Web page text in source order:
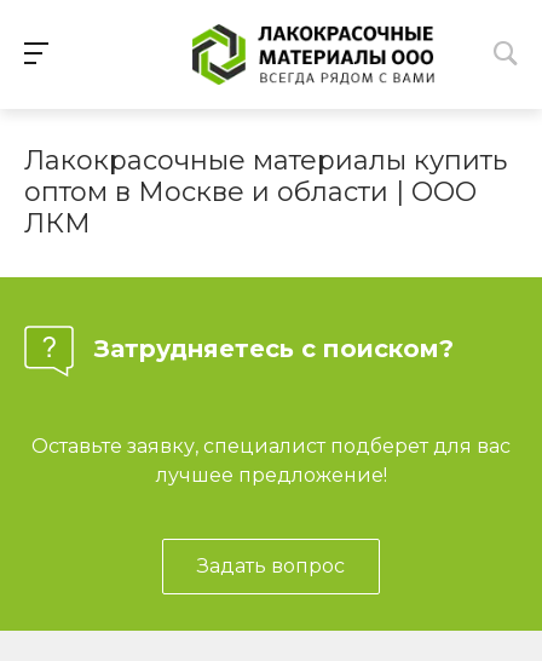
Лакокрасочные материалы купить
оптом в Москве и области | ООО
ЛКМ
Затрудняетесь с поиском?
Оставьте заявку, специалист подберет для вас
лучшее предложение!
Задать вопрос